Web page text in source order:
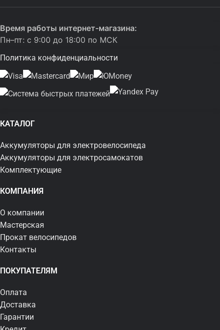
Время работы интернет-магазина:
Пн–пт: с 9:00 до 18:00 по МСК
Политика конфиденциальности
КАТАЛОГ
Аккумуляторы для электровелосипеда
Аккумуляторы для электросамокатов
Комплектующие
КОМПАНИЯ
О компании
Мастерская
Прокат велосипедов
Контакты
ПОКУПАТЕЛЯМ
Оплата
Доставка
Гарантии